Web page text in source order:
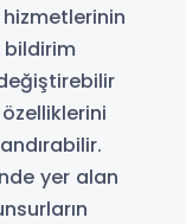
bildirim
yer alan